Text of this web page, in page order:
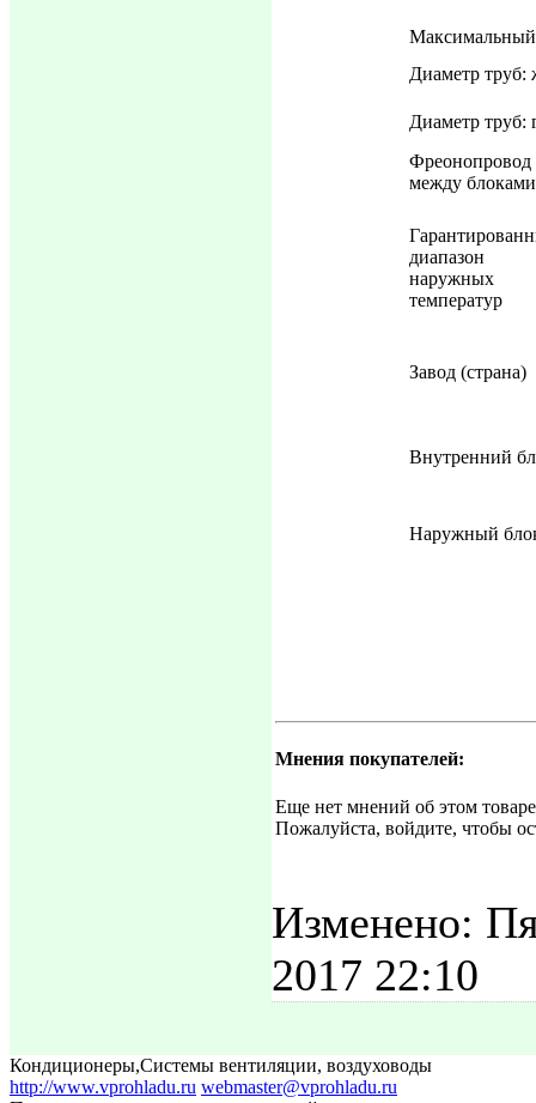
Максимальный
Диаметр труб:
Диаметр труб:
Фреонопровод
между блоками
диапазон
наружных
температур
Завод (страна)
Внутренний
Наружный
Мнения покупателей:
Еще нет мнений об этом
Пожалуйста, войдите, чтобы
Изменено:
2017 22:10
Кондиционеры,Системы вентиляции, воздуховоды
http://www.vprohladu.ru webmaster@vprohladu.ru